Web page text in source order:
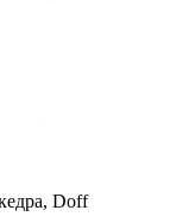
Doff